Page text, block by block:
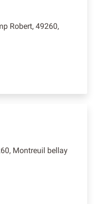
Robert, 49260,
Montreuil bellay